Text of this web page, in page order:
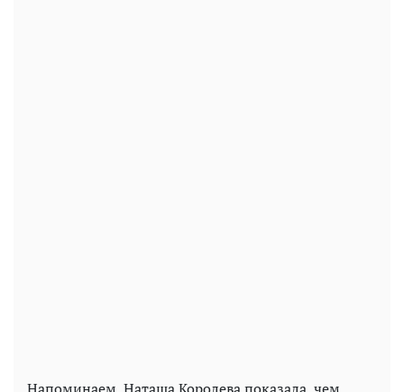
Напоминаем, Наташа Королева показала, чем